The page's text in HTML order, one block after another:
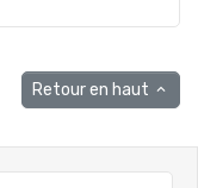
Retour en haut 